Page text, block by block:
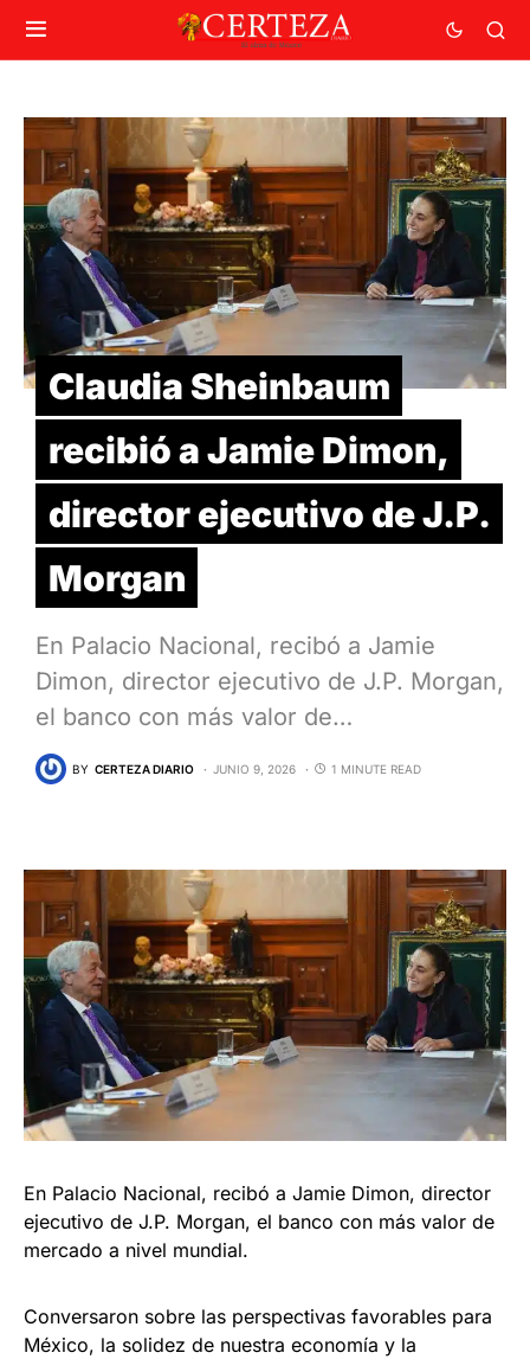
Claudia Sheinbaum
recibió a Jamie Dimon,
director ejecutivo de J.P.
Morgan
En Palacio Nacional, recibó a Jamie
Dimon, director ejecutivo de J.P. Morgan,
el banco con más valor de…
BY CERTEZA DIARIO JUNIO 9, 2026 1 MINUTE READ
En Palacio Nacional, recibó a Jamie Dimon, director
ejecutivo de J.P. Morgan, el banco con más valor de
mercado a nivel mundial.
Conversaron sobre las perspectivas favorables para
México, la solidez de nuestra economía y la